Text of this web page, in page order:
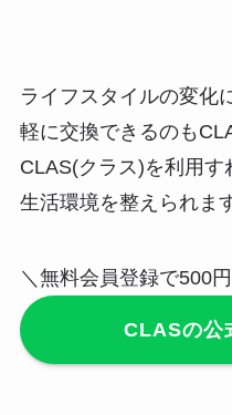
ライフスタイルの変化
軽に交換できるのも
CLAS(クラス)を利用
生活環境を整えられま
＼無料会員登録で500
CLASの公